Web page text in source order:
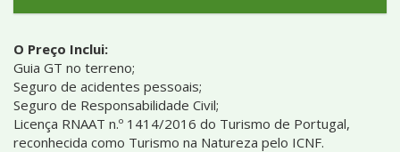
O Preço Inclui:
Guia GT no terreno;
Seguro de acidentes pessoais;
Seguro de Responsabilidade Civil;
Licença RNAAT n.º 1414/2016 do Turismo de Portugal,
reconhecida como Turismo na Natureza pelo ICNF.